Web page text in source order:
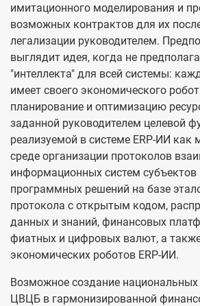
имитационного моделирования и
возможных контрактов для их
легализации руководителем.
выглядит идея, когда не
"интеллекта" для всей системы:
имеет своего экономического
планирование и оптимизацию
заданной руководителем целевой
реализуемой в системе ERP-ИИ как
среде организации протоколов
информационных систем субъектов
программных решений на базе
протокола с открытым кодом,
данных и знаний, финансовых
фиатных и цифровых валют, а
экономических роботов ERP-ИИ.
Возможное создание национальных
ЦВЦБ в гармонизированной